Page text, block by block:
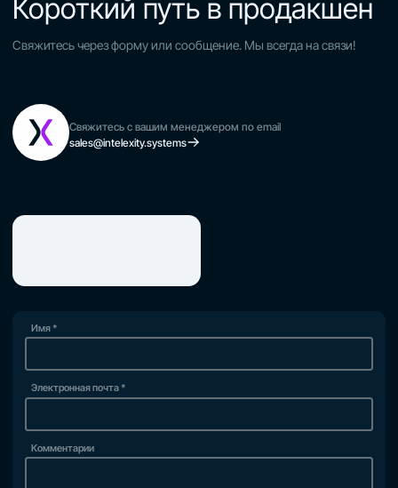
Свяжитесь через форму или сообщение. Мы всегда на связи!
Свяжитесь с вашим менеджером по email
sales@intelexity.systems
Имя *
Электронная почта *
Комментарии